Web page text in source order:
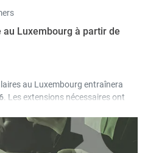
au Luxembourg à partir de
au Luxembourg entraînera
. Les extensions nécessaires ont